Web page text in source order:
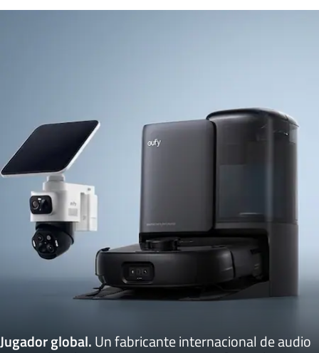
Jugador global.Un fabricante internacional de audio